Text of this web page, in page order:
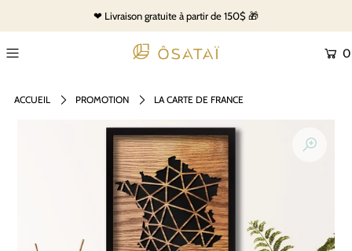
❤ Livraison gratuite à partir de 150$ 🎁
0
ACCUEIL PROMOTION LA CARTE DE FRANCE